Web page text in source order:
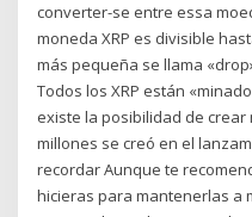
converter-se entre essa
moneda XRP es divisible
más pequeña se llama
Todos los XRP están
existe la posibilidad de crear
millones se creó en el
recordar Aunque te
hicieras para mantenerlas a